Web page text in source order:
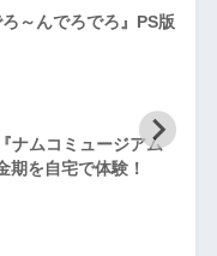
～んでろでろ』PS版
ナムコミュージアム
期を自宅で体験！